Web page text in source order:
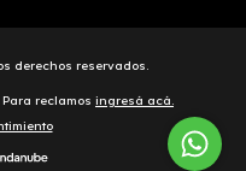
derechos reservados.
reclamos ingresá acá.